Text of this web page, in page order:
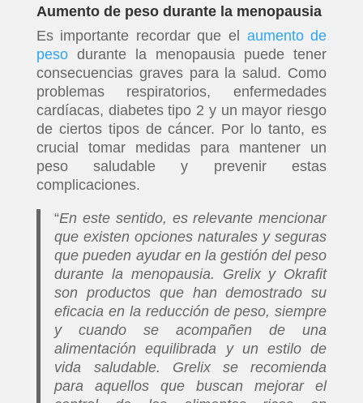
Aumento de peso durante la menopausia
Es importante recordar que el aumento de
pesodurante la menopausia puede tener
consecuencias graves para la salud. Como
problemas respiratorios, enfermedades
cardíacas, diabetes tipo 2 y un mayor riesgo
de ciertos tipos de cáncer. Por lo tanto, es
crucial tomar medidas para mantener un
peso saludable y prevenir estas
complicaciones.
“En este sentido, es relevante mencionar
que existen opciones naturales y seguras
que pueden ayudar en la gestión del peso
durante la menopausia. Grelix y Okrafit
son productos que han demostrado su
eficacia en la reducción de peso, siempre
y cuando se acompañen de una
alimentación equilibrada y un estilo de
vida saludable. Grelix se recomienda
para aquellos que buscan mejorar el